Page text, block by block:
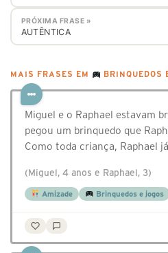
PRÓXIMA FRASE »
AUTÊNTICA
MAIS FRASES EM BRINQUEDOS
Miguel e o Raphael estavam
pegou um brinquedo que
Como toda criança, Raphael
(Miguel, 4 anos e Raphael, 3)
Amizade Brinquedos e jogos